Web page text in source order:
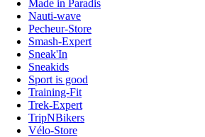
Made in Paradis
Nauti-wave
Pecheur-Store
Smash-Expert
Sneak'In
Sneakids
Sport is good
Training-Fit
Trek-Expert
TripNBikers
Vélo-Store